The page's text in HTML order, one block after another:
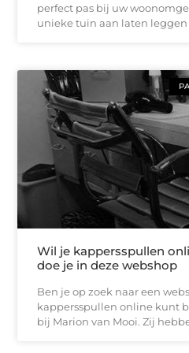
perfect pas bij uw
unieke tuin aan laten leggen
Wil je kappersspullen
doe je in deze webshop
Ben je op zoek naar een
kappersspullen online kunt
bij Marion van Mooi. Zij